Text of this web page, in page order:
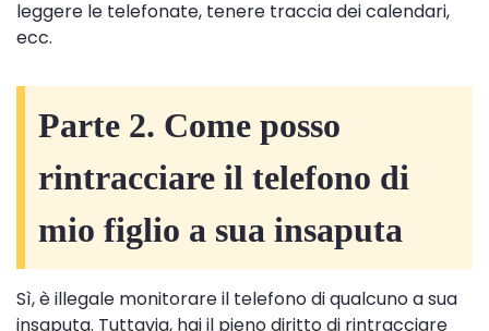
leggere le telefonate, tenere traccia dei calendari,
ecc.
Parte 2. Come posso
rintracciare il telefono di
mio figlio a sua insaputa
Sì, è illegale monitorare il telefono di qualcuno a sua
insaputa. Tuttavia, hai il pieno diritto di rintracciare